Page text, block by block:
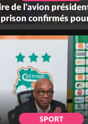
de l'avion
prison confirmés
SPORT